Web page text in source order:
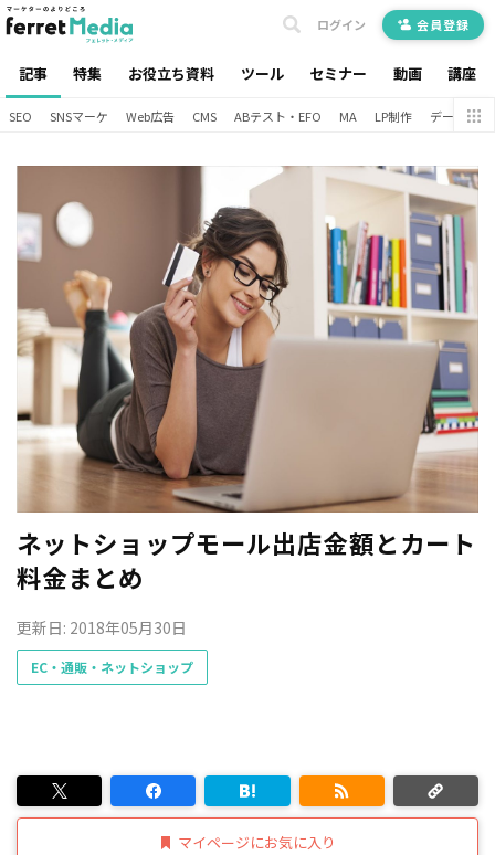
記事 特集 お役立ち資料 ツール セミナー 動画 講座
ログイン 会員登録
SEO SNSマーケ Web広告 CMS ABテスト・EFO MA LP制作 データ分析
ネットショップモール出店金額とカート
料金まとめ
更新日: 2018年05月30日
EC・通販・ネットショップ
マイページにお気に入り